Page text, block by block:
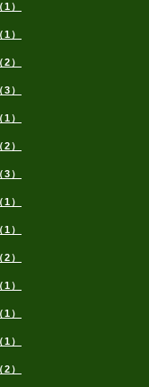
）
）
）
）
）
）
）
）
）
）
）
）
）
）